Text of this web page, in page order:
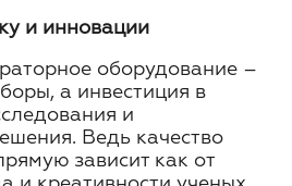
и инновации
оборудование –
а инвестиция в
и
Ведь качество
зависит как от